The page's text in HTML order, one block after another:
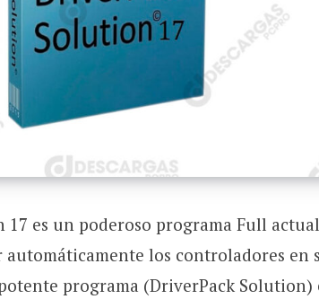
17 es un poderoso programa Full
automáticamente los controladores en
programa (DriverPack